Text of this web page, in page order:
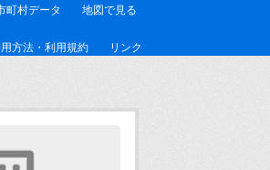
町村データ 地図で見る
方法・利用規約 リンク